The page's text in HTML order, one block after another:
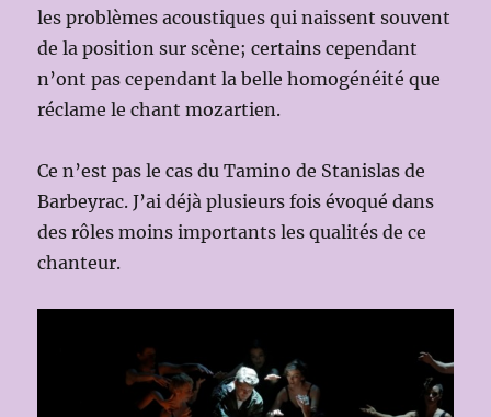
les problèmes acoustiques qui naissent souvent
de la position sur scène; certains cependant
n’ont pas cependant la belle homogénéité que
réclame le chant mozartien.
Ce n’est pas le cas du Tamino de Stanislas de
Barbeyrac. J’ai déjà plusieurs fois évoqué dans
des rôles moins importants les qualités de ce
chanteur.